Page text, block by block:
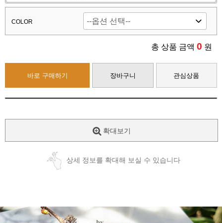
COLOR
총 상품 금액 0 원
바로 구매하기 장바구니 관심상품
확대보기
상세 정보를 확대해 보실 수 있습니다